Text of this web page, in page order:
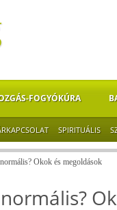
FOGYÓKÚRA
SPIRITUÁLIS
Okok és megoldások